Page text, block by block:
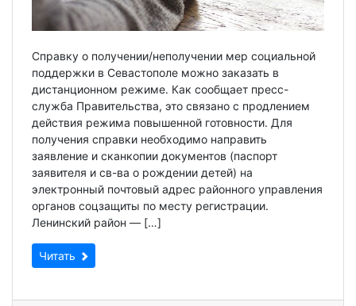
Справку о получении/неполучении мер социальной
поддержки в Севастополе можно заказать в
дистанционном режиме. Как сообщает пресс-
служба Правительства, это связано с продлением
действия режима повышенной готовности. Для
получения справки необходимо направить
заявление и сканкопии документов (паспорт
заявителя и св-ва о рождении детей) на
электронный почтовый адрес районного управления
органов соцзащиты по месту регистрации.
Ленинский район — […]
Читать